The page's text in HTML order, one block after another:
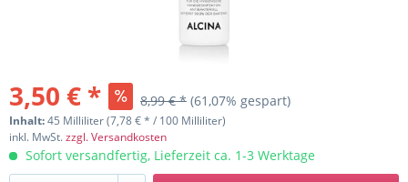
3,50 € * 8,99 € * (61,07% gespart)
Inhalt:45 Milliliter (7,78 € * / 100 Milliliter)
inkl. MwSt.zzgl. Versandkosten
Sofort versandfertig, Lieferzeit ca. 1-3 Werktage